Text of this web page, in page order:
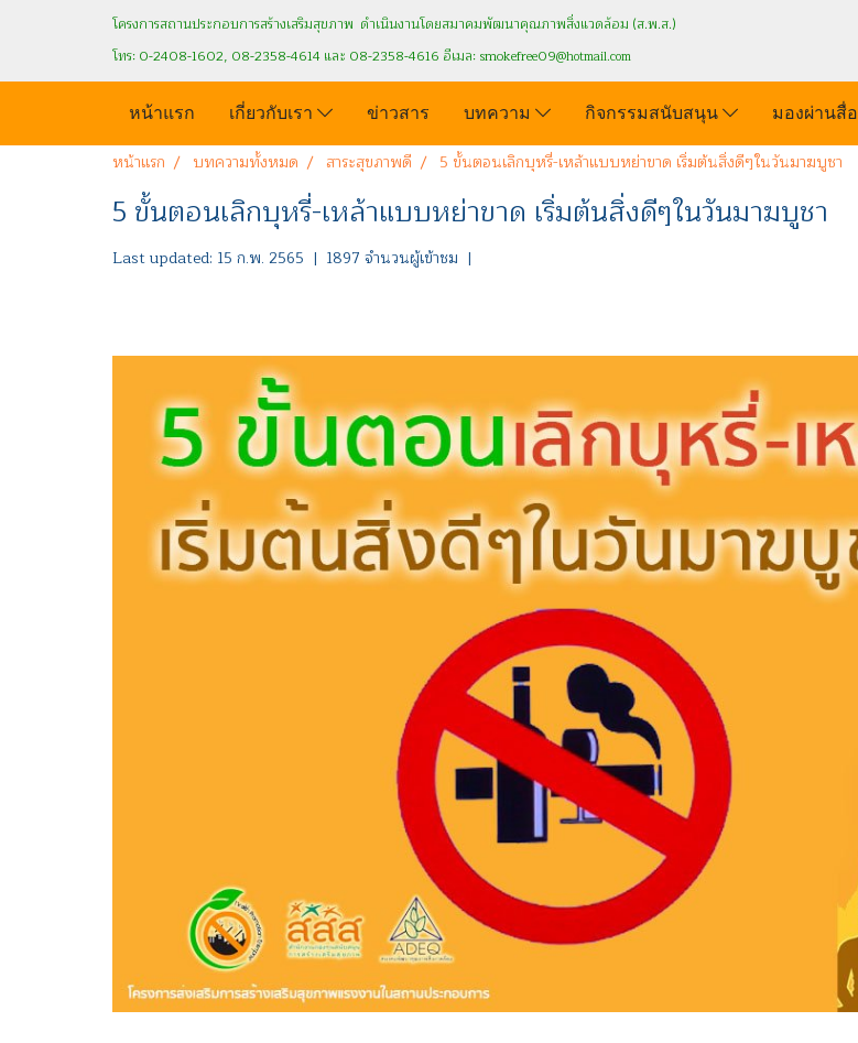
โครงการสถานประกอบการสร้างเสริมสุขภาพ ดำเนินงานโดยสมาคมพัฒนาคุณภาพสิ่งแวดล้อม (ส.พ.ส.)
โทร: 0-2408-1602, 08-2358-4614 และ 08-2358-4616 อีเมล: smokefree09@hotmail.com
หน้าแรก เกี่ยวกับเรา ข่าวสาร บทความ กิจกรรมสนับสนุน มองผ่านสื่อ
หน้าแรก บทความทั้งหมด สาระสุขภาพดี 5 ขั้นตอนเลิกบุหรี่-เหล้าแบบหย่าขาด เริ่มต้นสิ่งดีๆในวันมาฆบูชา
5 ขั้นตอนเลิกบุหรี่-เหล้าแบบหย่าขาด เริ่มต้นสิ่งดีๆในวันมาฆบูชา
Last updated: 15 ก.พ. 2565 | 1897 จำนวนผู้เข้าชม |